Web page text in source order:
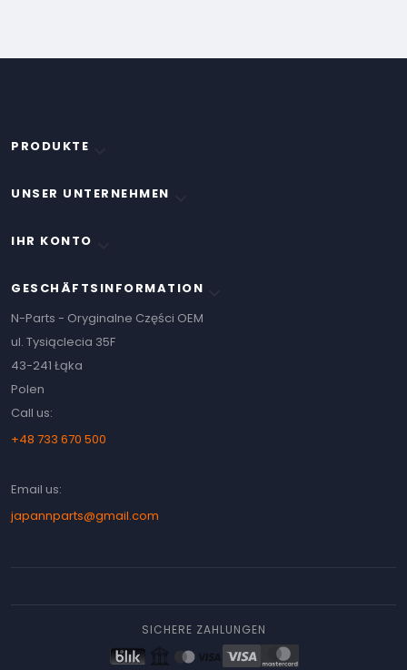
PRODUKTE
UNSER UNTERNEHMEN
IHR KONTO
GESCHÄFTSINFORMATION
N-Parts - Oryginalne Części OEM
ul. Tysiąclecia 35F
43-241 Łąka
Polen
Call us:
+48 733 670 500
Email us:
japannparts@gmail.com
SICHERE ZAHLUNGEN